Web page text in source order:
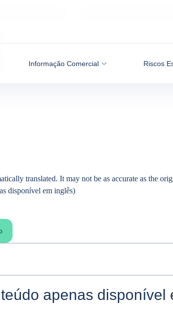
Informação Comercial Riscos
translated. It may not be as accurate as the
disponível em inglês)
apenas disponível